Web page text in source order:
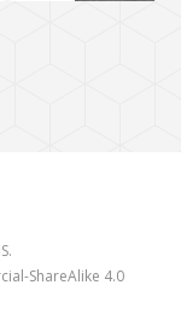
ShareAlike 4.0